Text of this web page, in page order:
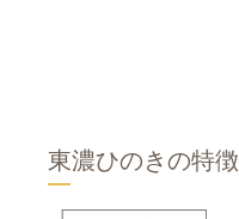
東濃ひのきの特徴